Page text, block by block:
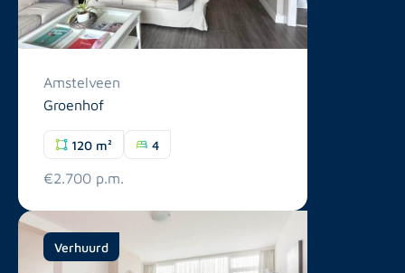
Amstelveen
Groenhof
120 m² 4
€2.700 p.m.
Verhuurd